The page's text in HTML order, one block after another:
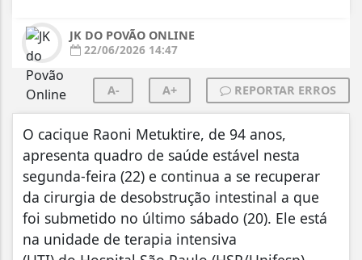
JK DO POVÃO ONLINE
22/06/2026 14:47
A- A+ REPORTAR ERROS
O cacique Raoni Metuktire, de 94 anos,
apresenta quadro de saúde estável nesta
segunda-feira (22) e continua a se recuperar
da cirurgia de desobstrução intestinal a que
foi submetido no último sábado (20). Ele está
na unidade de terapia intensiva